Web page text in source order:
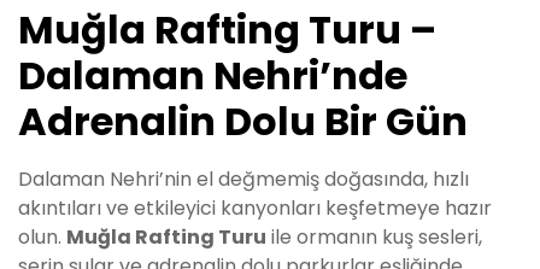
Muğla Rafting Turu –
Dalaman Nehri’nde
Adrenalin Dolu Bir Gün
Dalaman Nehri’nin el değmemiş doğasında, hızlı
akıntıları ve etkileyici kanyonları keşfetmeye hazır
olun. Muğla Rafting Turu ile ormanın kuş sesleri,